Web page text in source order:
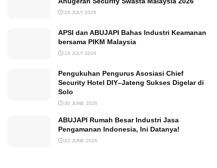
26 JULY 2026
APSI dan ABUJAPI Bahas Industri Keamanan
bersama PIKM Malaysia
24 JULY 2026
Pengukuhan Pengurus Asosiasi Chief
Security Hotel DIY–Jateng Sukses Digelar di
Solo
30 JUNE 2026
ABUJAPI Rumah Besar Industri Jasa
Pengamanan Indonesia, Ini Datanya!
22 JUNE 2026